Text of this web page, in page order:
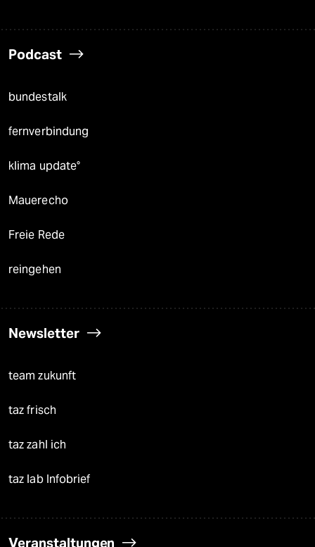
Podcast
bundestalk
fernverbindung
klima update°
Mauerecho
Freie Rede
reingehen
Newsletter
team zukunft
taz frisch
taz zahl ich
taz lab Infobrief
Veranstaltungen